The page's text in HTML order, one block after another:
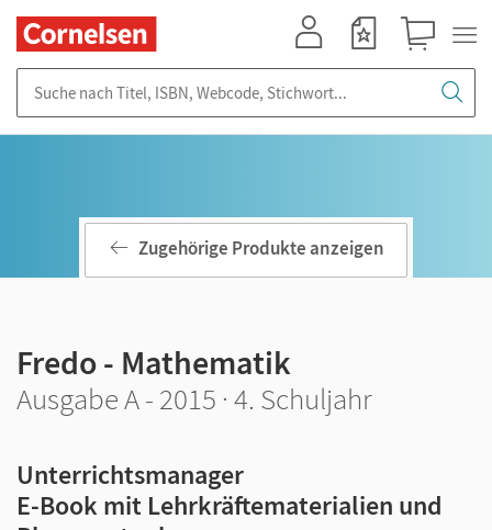
Zugehörige Produkte anzeigen
Fredo - Mathematik
Ausgabe A - 2015 · 4. Schuljahr
Unterrichtsmanager
E-Book mit Lehrkräftematerialien und